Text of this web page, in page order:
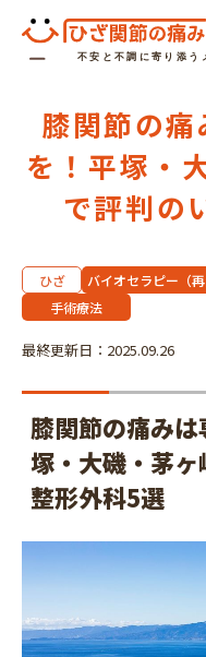
膝関節の
を！平塚・
で評判の
ひざ バイオセラピー（再
手術療法
最終更新日：2025.09.26
膝関節の痛み
塚・大磯・茅
整形外科5選